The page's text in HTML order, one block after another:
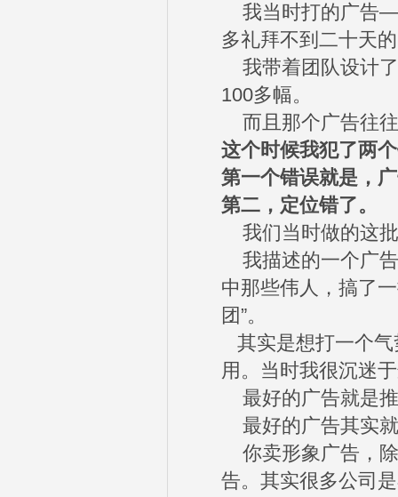
我当时打的广告
多礼拜不到二十天
我带着团队设计
100多幅。
而且那个广告往
这个时候我犯了两
第一个错误就是，
第二，定位错了。
我们当时做的这批
我描述的一个广
中那些伟人，搞了
团”。
其实是想打一个气
用。当时我很沉迷
最好的广告就是
最好的广告其实
你卖形象广告，
告。其实很多公司